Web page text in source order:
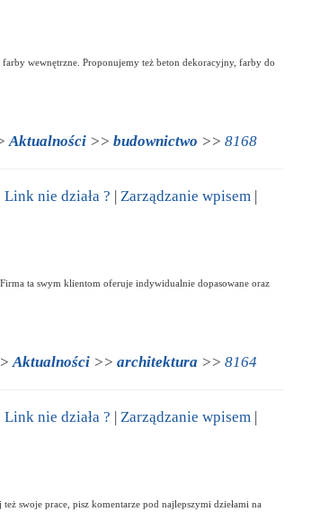
wewnętrzne. Proponujemy też beton dekoracyjny, farby do
Aktualności >>budownictwo >>8168
Link nie działa ? |Zarządzanie wpisem |
ta swym klientom oferuje indywidualnie dopasowane oraz
Aktualności >>architektura >>8164
Link nie działa ? |Zarządzanie wpisem |
swoje prace, pisz komentarze pod najlepszymi dziełami na